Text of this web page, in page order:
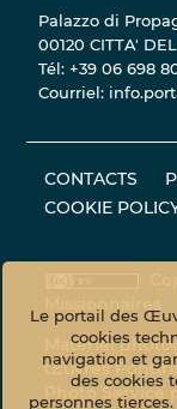
Palazzo di
00120 CITTA'
Tél: +39 06 698
Courriel:
CONTACTS
COOKIE
Matériel
Œuvres
Photo Service
Le portail des
cookies
navigation et
des cookies
personnes